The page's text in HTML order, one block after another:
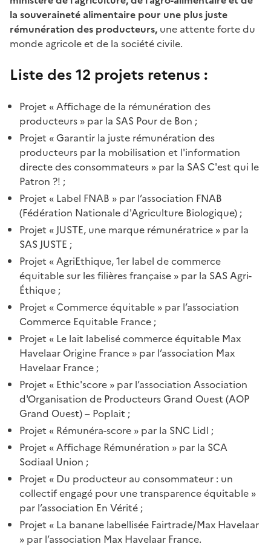
la souveraineté alimentaire pour une plus juste
rémunération des producteurs, une attente forte du
monde agricole et de la société civile.
Liste des 12 projets retenus :
Projet « Affichage de la rémunération des
producteurs » par la SAS Pour de Bon ;
Projet « Garantir la juste rémunération des
producteurs par la mobilisation et l'information
directe des consommateurs » par la SAS C'est qui le
Patron ?! ;
Projet « Label FNAB » par l’association FNAB
(Fédération Nationale d'Agriculture Biologique) ;
Projet « JUSTE, une marque rémunératrice » par la
SAS JUSTE ;
Projet « AgriEthique, 1er label de commerce
équitable sur les filières française » par la SAS Agri-
Éthique ;
Projet « Commerce équitable » par l’association
Commerce Equitable France ;
Projet « Le lait labelisé commerce équitable Max
Havelaar Origine France » par l’association Max
Havelaar France ;
Projet « Ethic'score » par l’association Association
d'Organisation de Producteurs Grand Ouest (AOP
Grand Ouest) – Poplait ;
Projet « Rémunéra-score » par la SNC Lidl ;
Projet « Affichage Rémunération » par la SCA
Sodiaal Union ;
Projet « Du producteur au consommateur : un
collectif engagé pour une transparence équitable »
par l’association En Vérité ;
Projet « La banane labellisée Fairtrade/Max Havelaar
» par l’association Max Havelaar France.